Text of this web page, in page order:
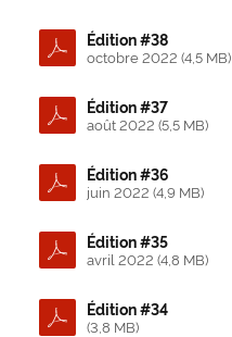
Édition #38
octobre 2022 (4,5 MB)
Édition #37
août 2022 (5,5 MB)
Édition #36
juin 2022 (4,9 MB)
Édition #35
avril 2022 (4,8 MB)
Édition #34
(3,8 MB)